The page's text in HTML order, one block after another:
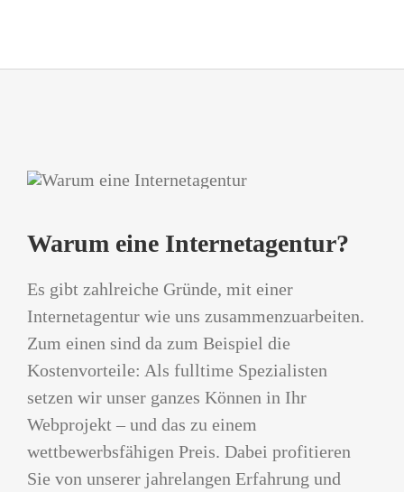
Warum eine Internetagentur?
Es gibt zahlreiche Gründe, mit einer
Internetagentur wie uns zusammenzuarbeiten.
Zum einen sind da zum Beispiel die
Kostenvorteile: Als fulltime Spezialisten
setzen wir unser ganzes Können in Ihr
Webprojekt – und das zu einem
wettbewerbsfähigen Preis. Dabei profitieren
Sie von unserer jahrelangen Erfahrung und